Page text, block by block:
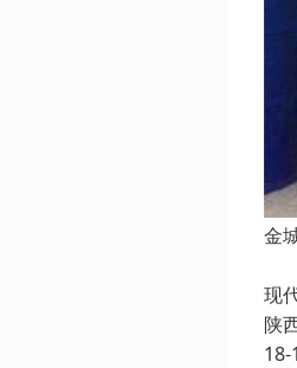
金
现
陕
18-